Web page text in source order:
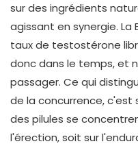
sur des ingrédients
agissant en synergie.
taux de testostérone
donc dans le temps, et
passager. Ce qui
de la concurrence, c'est
des pilules se
l'érection, soit sur